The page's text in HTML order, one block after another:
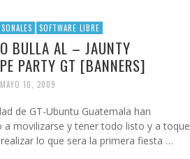
SOFTWARE LIBRE
BULLA AL – JAUNTY
PARTY GT [BANNERS]
MAYO 10, 2009
de GT-Ubuntu Guatemala han
a movilizarse y tener todo listo y a
lo que sera la primera fiesta …